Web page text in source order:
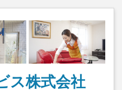
ス株式会社